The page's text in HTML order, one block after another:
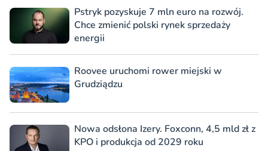
Pstryk pozyskuje 7 mln euro na rozwój.
Chce zmienić polski rynek sprzedaży
energii
Roovee uruchomi rower miejski w
Grudziądzu
Nowa odsłona Izery. Foxconn, 4,5 mld zł z
KPO i produkcja od 2029 roku